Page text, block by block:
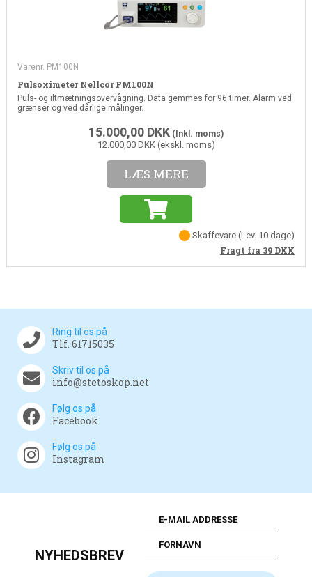
Varenr. PM100N
Pulsoximeter Nellcor PM100N
Puls- og iltmætningsovervågning. Data gemmes for 96 timer. Alarm ved
grænser og ved dårlige målinger.
15.000,00 DKK (Inkl. moms)
12.000,00 DKK (ekskl. moms)
LÆS MERE
Skaffevare(Lev. 10 dage)
Fragt fra 39 DKK
Ring til os på
Tlf. 61715035
Skriv til os på
info@stetoskop.net
Følg os på
Facebook
Følg os på
Instagram
NYHEDSBREV